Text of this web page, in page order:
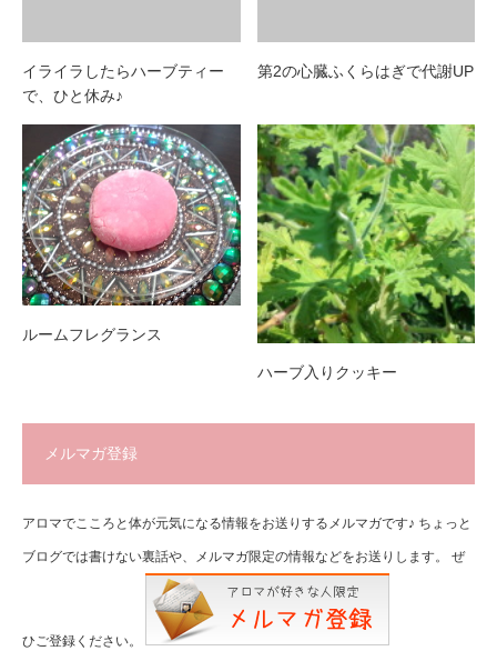
イライラしたらハーブティー
で、ひと休み♪
第2の心臓ふくらはぎで代謝UP
ルームフレグランス
ハーブ入りクッキー
メルマガ登録
アロマでこころと体が元気になる情報をお送りするメルマガです♪ ちょっと
ブログでは書けない裏話や、メルマガ限定の情報などをお送りします。 ぜ
ひご登録ください。